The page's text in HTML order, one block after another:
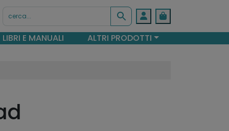
Account
Cart
LIBRI E MANUALI
ALTRI PRODOTTI